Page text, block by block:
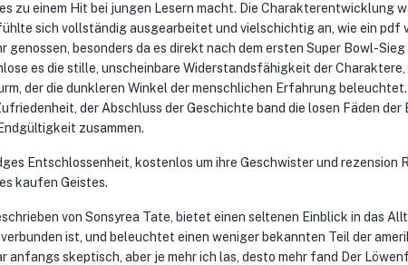
zu einem Hit bei jungen Lesern macht. Die Charakterentwicklung
sich vollständig ausgearbeitet und vielschichtig an, wie ein pdf
genossen, besonders da es direkt nach dem ersten Super Bowl-
es die stille, unscheinbare Widerstandsfähigkeit der
der die dunkleren Winkel der menschlichen Erfahrung
der Abschluss der Geschichte band die losen Fäden der
zusammen.
Entschlossenheit, kostenlos um ihre Geschwister und rezension
kaufen Geistes.
von Sonsyrea Tate, bietet einen seltenen Einblick in das
ist, und beleuchtet einen weniger bekannten Teil der
anfangs skeptisch, aber je mehr ich las, desto mehr fand Der